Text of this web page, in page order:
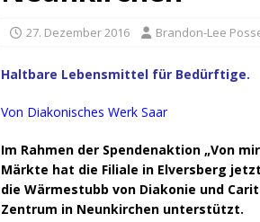
27. Dezember 2016 Brandon-Lee
Haltbare Lebensmittel für Bedürftige.
Von Diakonisches Werk Saar
Im Rahmen der Spendenaktion „Von
Märkte hat die Filiale in Elversberg
die Wärmestubb von Diakonie und
Zentrum in Neunkirchen unterstützt.